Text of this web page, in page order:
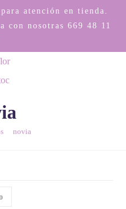
atención en tienda.
con nosotras 669 48 11
novia